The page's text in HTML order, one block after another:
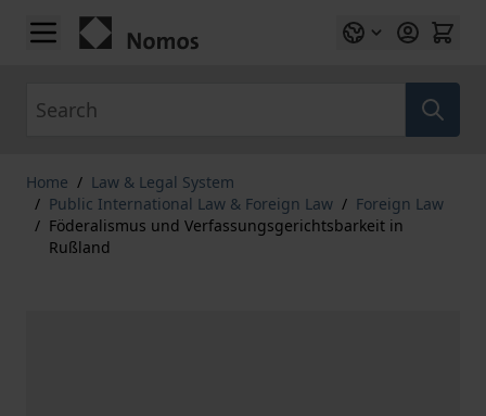
Skip to Content
Home / Law & Legal System
/ Public International Law & Foreign Law / Foreign Law
/ Föderalismus und Verfassungsgerichtsbarkeit in
Rußland